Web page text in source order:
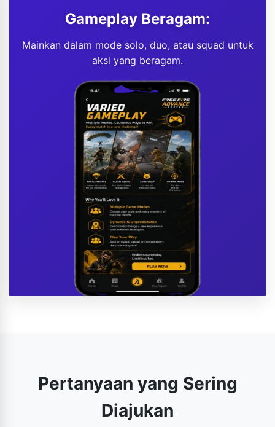
Gameplay Beragam:
Mainkan dalam mode solo, duo, atau squad untuk
aksi yang beragam.
Pertanyaan yang Sering
Diajukan